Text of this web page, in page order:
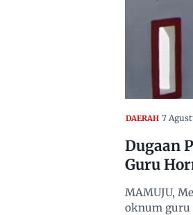
DAERAH 7
Dugaan
Guru
MAMUJU,
oknum guru